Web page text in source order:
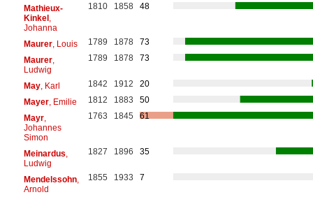
Mathieux-
Kinkel,
Johanna
1810 1858 48
Maurer, Louis 1789 1878
73
Maurer,
Ludwig
1789 1878 73
May, Karl 1842 1912
20
Mayer, Emilie 1812 1883
50
Mayr,
Johannes
Simon
1763 1845 61
Meinardus
Ludwig
1827 1896 35
Mendelssohn,
Arnold
1855 1933 7